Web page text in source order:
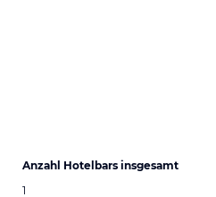
Anzahl Hotelbars insgesamt
1